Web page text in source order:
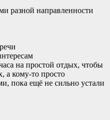
разной направленности
на простой отдых, чтобы
а кому-то просто
пока ещё не сильно устали